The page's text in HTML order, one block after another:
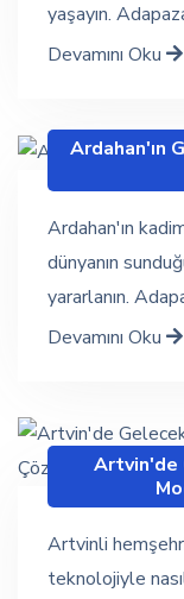
yaşayın.
Devamını Oku
Ardahan'ın
Ardahan'ın
dünyanın
yararlanın.
Devamını Oku
Artvin'de
Artvinli
teknolojiyle